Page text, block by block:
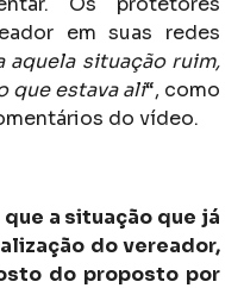
em suas redes
aquela situação ruim,
que estava ali“, como
do vídeo.
a situação que já
do vereador,
do proposto por